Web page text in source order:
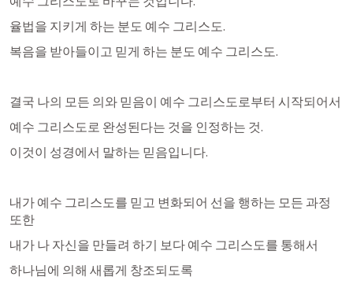
율법을 지키게 하는 분도 예수 그리스도.
복음을 받아들이고 믿게 하는 분도 예수 그리스도.
결국 나의 모든 의와 믿음이 예수 그리스도로부터 시작되어서
예수 그리스도로 완성된다는 것을 인정하는 것.
이것이 성경에서 말하는 믿음입니다.
내가 예수 그리스도를 믿고 변화되어 선을 행하는 모든 과정
또한
내가 나 자신을 만들려 하기 보다 예수 그리스도를 통해서
하나님에 의해 새롭게 창조되도록